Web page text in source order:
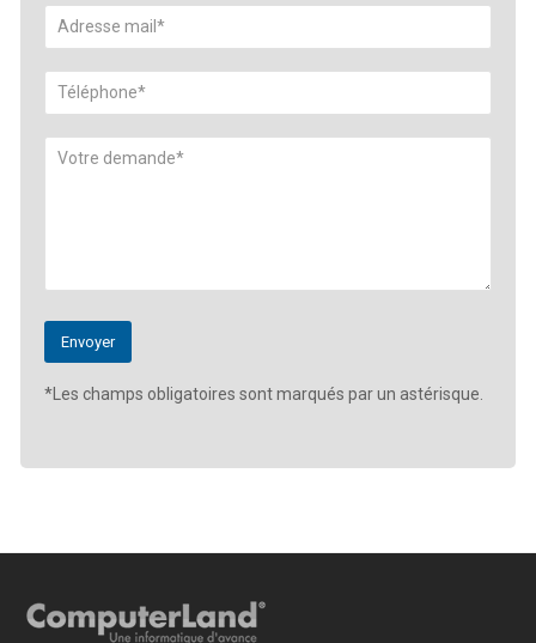
*Les champs obligatoires sont marqués par un astérisque.